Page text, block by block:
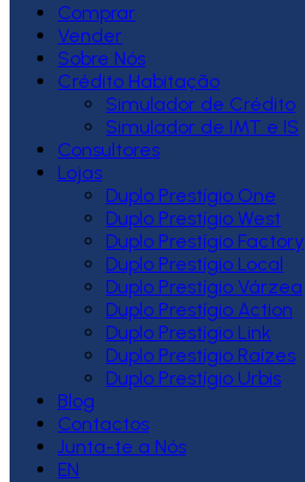
Comprar
Vender
Sobre Nós
Crédito Habitação
Simulador de Crédito
Simulador de IMT e IS
Consultores
Lojas
Duplo Prestígio One
Duplo Prestígio West
Duplo Prestígio Factory
Duplo Prestígio Local
Duplo Prestígio Várzea
Duplo Prestígio Action
Duplo Prestígio Link
Duplo Prestígio Raízes
Duplo Prestígio Urbis
Blog
Contactos
Junta-te a Nós
EN